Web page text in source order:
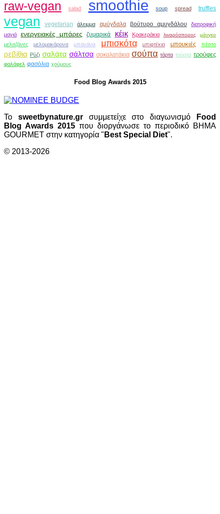
raw-vegan salad smoothie soup spread truffles
vegan vegetarian άλειμμα αμύγδαλα βούτυρο αμυγδάλου
διατροφική
μαγιά
ενεργειακές μπάρες ζυμαρικά κέικ Κρακεράκια λιναρόσπορος μάνγκο
μελιτζάνες μελομακάρονα μπανάνα μπισκότα μπιφτέκια μπουκιές πέστο
ρεβίθια Ρύζι σαλάτα σάλτσα σοκολατάκια σούπα τάρτα τούρτα τρούφες
φαλάφελ φασόλια χούμους
Food Blog Awards 2015
Το sweetbynature.grσυμμετείχε στο διαγωνισμό
Food
Blog Awards 2015 που διοργάνωσε το περιοδικό ΒΗΜΑ
GOURMET στην κατηγορία " Best Special Diet".
© 2013-2026